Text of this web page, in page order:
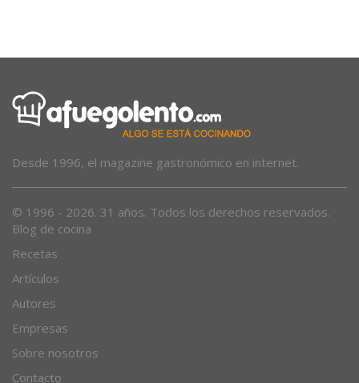
Desde 1996, el magazine gastronómico en internet.
© 1996 - 2026. 31 años. Todos los derechos reservados.
Blog de cocina
Recetas
Artículos
Autores
Empresas
Sobre nosotros
Contacto